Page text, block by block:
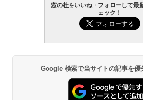
窓の杜をいいね・フォローして最
ェック！
Google 検索で当サイトの記事を優